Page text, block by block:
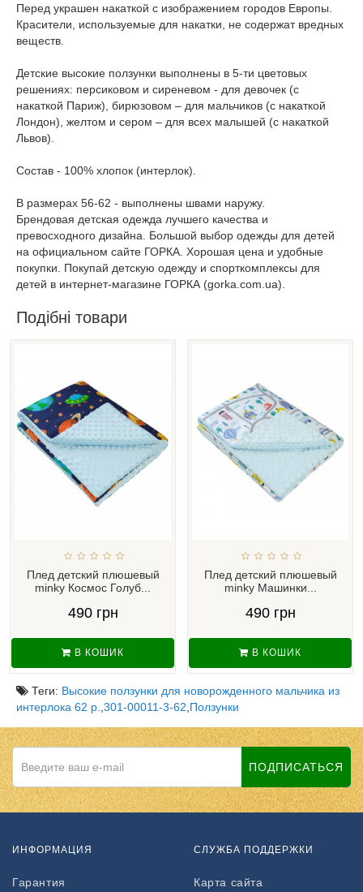
Перед украшен накаткой с изображением городов Европы.
Красители, используемые для накатки, не содержат вредных
веществ.
Детские высокие ползунки выполнены в 5-ти цветовых
решениях: персиковом и сиреневом - для девочек (с
накаткой Париж), бирюзовом – для мальчиков (с накаткой
Лондон), желтом и сером – для всех малышей (с накаткой
Львов).
Состав - 100% хлопок (интерлок).
В размерах 56-62 - выполнены швами наружу.
Брендовая детская одежда лучшего качества и
превосходного дизайна. Большой выбор одежды для детей
на официальном сайте ГОРКА. Хорошая цена и удобные
покупки. Покупай детскую одежду и спорткомплексы для
детей в интернет-магазине ГОРКА (gorka.com.ua).
Подібні товари
Плед детский плюшевый
minky Космос Голуб...
490 грн
В КОШИК
Плед детский плюшевый
minky Машинки...
490 грн
В КОШИК
Теги: Высокие ползунки для новорожденного мальчика из
интерлока 62 р. 301-00011-3-62 Ползунки
ПОДПИСАТЬСЯ
ИНФОРМАЦИЯ
Гарантия
СЛУЖБА ПОДДЕРЖКИ
Карта сайта